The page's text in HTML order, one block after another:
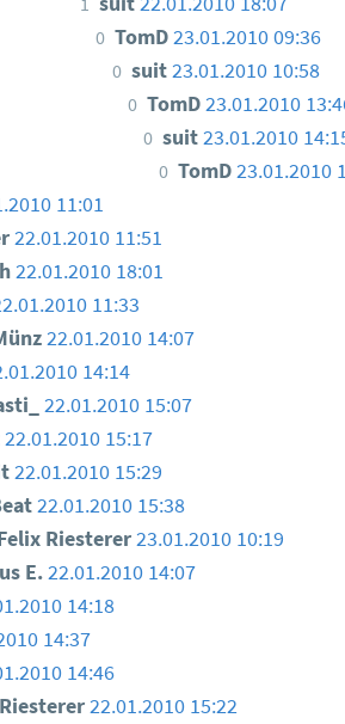
0 TomD23.01.2010 09:36
0 suit23.01.2010 10:58
0 TomD23.01.2010
0 suit23.01.2010
0 TomD23.01.2010
11:01
22.01.2010 11:51
22.01.2010 18:01
11:33
22.01.2010 14:07
14:14
22.01.2010 15:07
22.01.2010 15:17
22.01.2010 15:29
22.01.2010 15:38
Riesterer23.01.2010 10:19
E.22.01.2010 14:07
14:18
14:37
14:46
22.01.2010 15:22